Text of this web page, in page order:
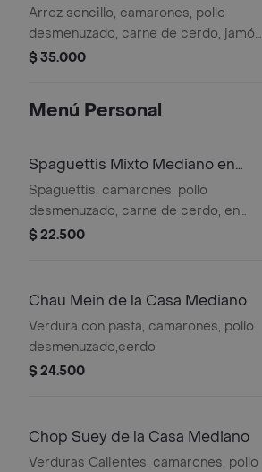
Arroz sencillo, camarones, pollo
desmenuzado, carne de cerdo, jamón
de pollo).
$ 35.000
Menú Personal
Spaguettis Mixto Mediano en
Salsa
Spaguettis, camarones, pollo
desmenuzado, carne de cerdo, en
salsa agridulce.
$ 22.500
Chau Mein de la Casa Mediano
Verdura con pasta, camarones, pollo
desmenuzado,cerdo
$ 24.500
Chop Suey de la Casa Mediano
Verduras Calientes, camarones, pollo